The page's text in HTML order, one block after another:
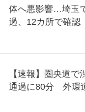
体へ悪影響…埼玉
過、12カ所で確
【速報】圏央道で
通過に80分 外環